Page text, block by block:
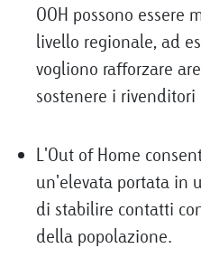
OOH possono essere
livello regionale, ad
vogliono rafforzare
sostenere i rivenditori
L'Out of Home
un'elevata portata in
di stabilire contatti
della popolazione.